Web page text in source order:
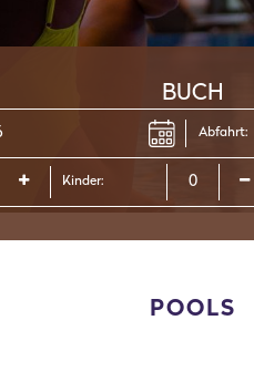
BUCH
Abfahrt:
Kinder:
POOLS